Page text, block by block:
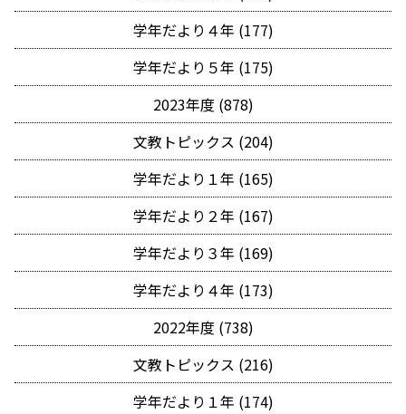
学年だより４年 (177)
学年だより５年 (175)
2023年度 (878)
文教トピックス (204)
学年だより１年 (165)
学年だより２年 (167)
学年だより３年 (169)
学年だより４年 (173)
2022年度 (738)
文教トピックス (216)
学年だより１年 (174)